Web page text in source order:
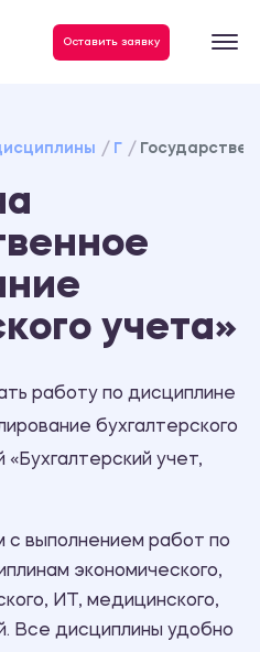
Оставить заявку
Г
учета»
работу по дисциплине
бухгалтерского
«Бухгалтерский учет,
выполнением работ по
экономического,
ИТ, медицинского,
Все дисциплины удобно